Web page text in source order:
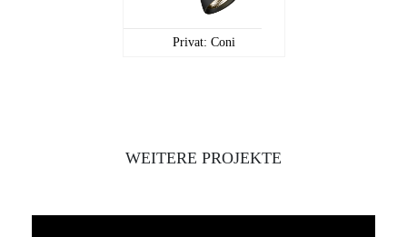
Privat: Cоni
WEITERE PROJEKTE